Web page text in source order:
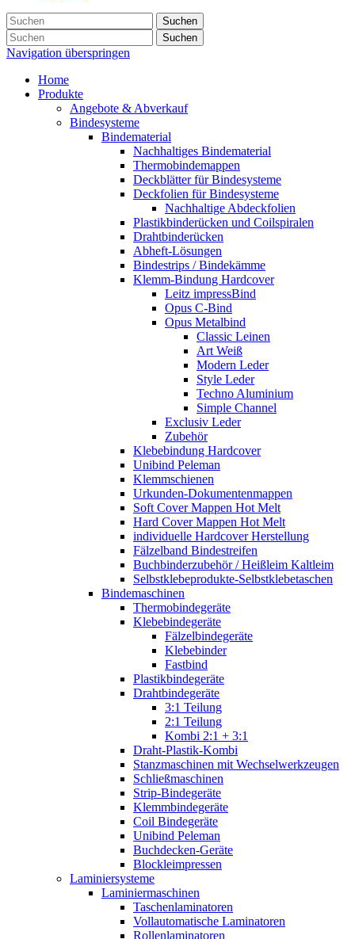
Suchen
Suchen
Navigation überspringen
Home
Produkte
Angebote & Abverkauf
Bindesysteme
Bindematerial
Nachhaltiges Bindematerial
Thermobindemappen
Deckblätter für Bindesysteme
Deckfolien für Bindesysteme
Nachhaltige Abdeckfolien
Plastikbinderücken und Coilspiralen
Drahtbinderücken
Abheft-Lösungen
Bindestrips / Bindekämme
Klemm-Bindung Hardcover
Leitz impressBind
Opus C-Bind
Opus Metalbind
Classic Leinen
Art Weiß
Modern Leder
Style Leder
Techno Aluminium
Simple Channel
Exclusiv Leder
Zubehör
Klebebindung Hardcover
Unibind Peleman
Klemmschienen
Urkunden-Dokumentenmappen
Soft Cover Mappen Hot Melt
Hard Cover Mappen Hot Melt
individuelle Hardcover Herstellung
Fälzelband Bindestreifen
Buchbinderzubehör / Heißleim Kaltleim
Selbstklebeprodukte-Selbstklebetaschen
Bindemaschinen
Thermobindegeräte
Klebebindegeräte
Fälzelbindegeräte
Klebebinder
Fastbind
Plastikbindegeräte
Drahtbindegeräte
3:1 Teilung
2:1 Teilung
Kombi 2:1 + 3:1
Draht-Plastik-Kombi
Stanzmaschinen mit Wechselwerkzeugen
Schließmaschinen
Strip-Bindegeräte
Klemmbindegeräte
Coil Bindegeräte
Unibind Peleman
Buchdecken-Geräte
Blockleimpressen
Laminiersysteme
Laminiermaschinen
Taschenlaminatoren
Vollautomatische Laminatoren
Rollenlaminatoren